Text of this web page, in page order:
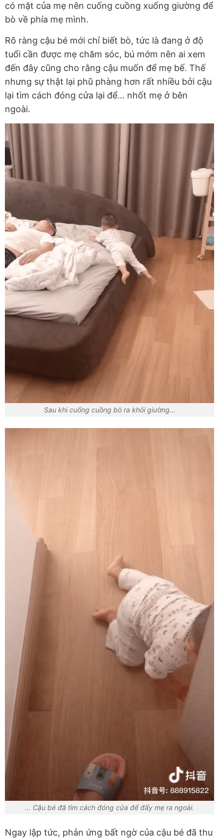
có mặt của mẹ nên cuống cuồng xuống giường để
bò về phía mẹ mình.
Rõ ràng cậu bé mới chỉ biết bò, tức là đang ở độ
tuổi cần được mẹ chăm sóc, bú mớm nên ai xem
đến đây cũng cho rằng cậu muốn để mẹ bế. Thế
nhưng sự thật lại phũ phàng hơn rất nhiều bởi cậu
lại tìm cách đóng cửa lại để... nhốt mẹ ở bên
ngoài.
Sau khi cuống cuồng bò ra khỏi giường...
... Cậu bé đã tìm cách đóng cửa để đẩy mẹ ra ngoài.
Ngay lập tức, phản ứng bất ngờ của cậu bé đã thu